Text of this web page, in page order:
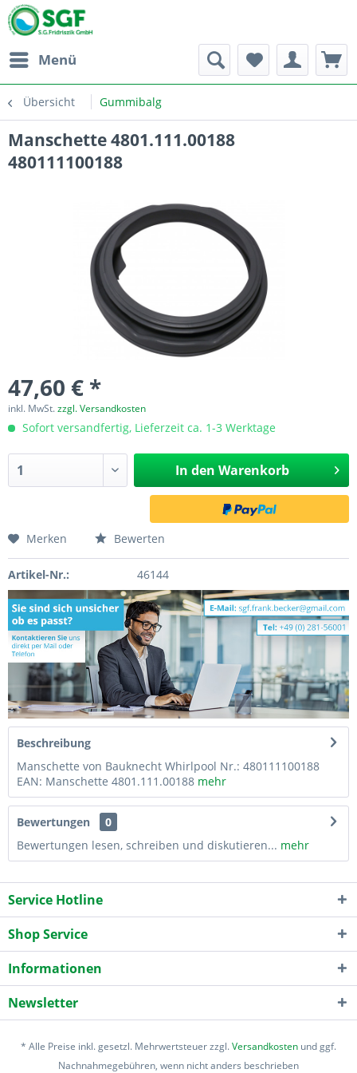
Menü
Übersicht Gummibalg
Manschette 4801.111.00188
480111100188
47,60 € *
inkl. MwSt.zzgl. Versandkosten
Sofort versandfertig, Lieferzeit ca. 1-3 Werktage
In den Warenkorb
Merken Bewerten
Artikel-Nr.: 46144
Beschreibung
Manschette von Bauknecht Whirlpool Nr.: 480111100188
EAN: Manschette 4801.111.00188 mehr
Bewertungen
0
Bewertungen lesen, schreiben und diskutieren... mehr
Service Hotline
Shop Service
Informationen
Newsletter
* Alle Preise inkl. gesetzl. Mehrwertsteuer zzgl.Versandkosten und ggf.
Nachnahmegebühren, wenn nicht anders beschrieben